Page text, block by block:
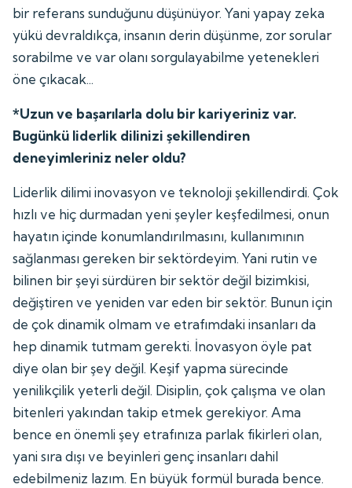
bir referans sunduğunu düşünüyor. Yani yapay zeka
yükü devraldıkça, insanın derin düşünme, zor sorular
sorabilme ve var olanı sorgulayabilme yetenekleri
öne çıkacak...
*Uzun ve başarılarla dolu bir kariyeriniz var.
Bugünkü liderlik dilinizi şekillendiren
deneyimleriniz neler oldu?
Liderlik dilimi inovasyon ve teknoloji şekillendirdi. Çok
hızlı ve hiç durmadan yeni şeyler keşfedilmesi, onun
hayatın içinde konumlandırılmasını, kullanımının
sağlanması gereken bir sektördeyim. Yani rutin ve
bilinen bir şeyi sürdüren bir sektör değil bizimkisi,
değiştiren ve yeniden var eden bir sektör. Bunun için
de çok dinamik olmam ve etrafımdaki insanları da
hep dinamik tutmam gerekti. İnovasyon öyle pat
diye olan bir şey değil. Keşif yapma sürecinde
yenilikçilik yeterli değil. Disiplin, çok çalışma ve olan
bitenleri yakından takip etmek gerekiyor. Ama
bence en önemli şey etrafınıza parlak fikirleri olan,
yani sıra dışı ve beyinleri genç insanları dahil
edebilmeniz lazım. En büyük formül burada bence.